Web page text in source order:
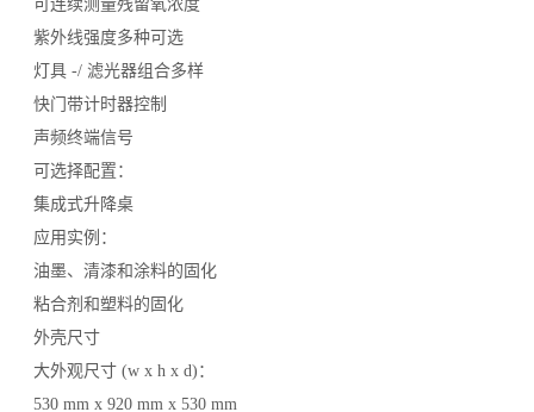
可连续测量残留氧浓度
紫外线强度多种可选
灯具 -/ 滤光器组合多样
快门带计时器控制
声频终端信号
可选择配置：
集成式升降桌
应用实例：
油墨、清漆和涂料的固化
粘合剂和塑料的固化
外壳尺寸
大外观尺寸 (w x h x d)：
530 mm x 920 mm x 530 mm